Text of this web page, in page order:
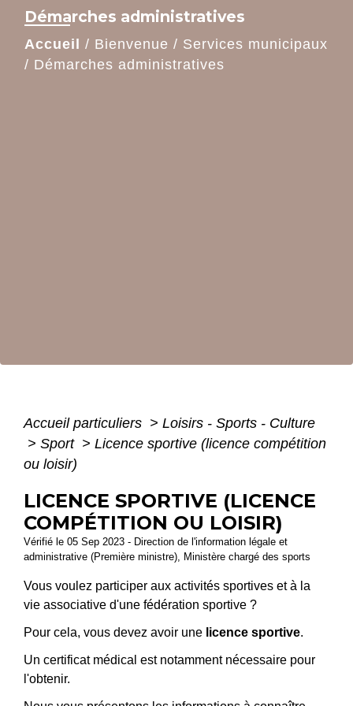
Démarches administratives
Accueil / Bienvenue / Services municipaux
/ Démarches administratives
Accueil particuliers > Loisirs - Sports - Culture
> Sport > Licence sportive (licence compétition
ou loisir)
LICENCE SPORTIVE (LICENCE
COMPÉTITION OU LOISIR)
Vérifié le 05 Sep 2023 - Direction de l'information légale et
administrative (Première ministre), Ministère chargé des sports
Vous voulez participer aux activités sportives et à la
vie associative d'une fédération sportive ?
Pour cela, vous devez avoir une licence sportive.
Un certificat médical est notamment nécessaire pour
l'obtenir.